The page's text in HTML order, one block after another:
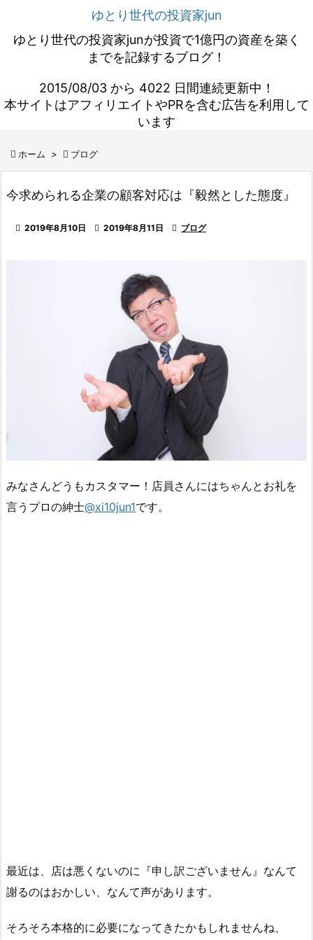
ゆとり世代の投資家jun
ゆとり世代の投資家junが投資で1億円の資産を築く
までを記録するブログ！
2015/08/03 から 4022 日間連続更新中！
本サイトはアフィリエイトやPRを含む広告を利用して
います
 ホーム >  ブログ
今求められる企業の顧客対応は『毅然とした態度』
 2019年8月10日  2019年8月11日  ブログ
みなさんどうもカスタマー！店員さんにはちゃんとお礼を
言うプロの紳士@xi10jun1です。
最近は、店は悪くないのに『申し訳ございません』なんて
謝るのはおかしい、なんて声があります。
そろそろ本格的に必要になってきたかもしれませんね、